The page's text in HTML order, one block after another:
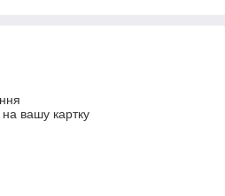
вашу картку